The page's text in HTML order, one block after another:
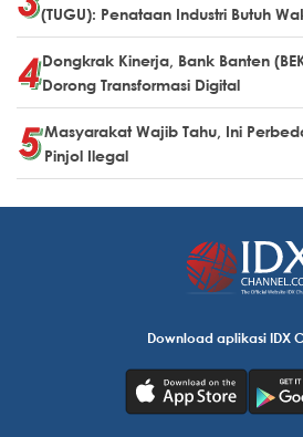
(TUGU): Penataan Industri Butuh
Dongkrak Kinerja, Bank Banten
Dorong Transformasi Digital
Masyarakat Wajib Tahu, Ini
Pinjol Ilegal
Download aplikasi IDX